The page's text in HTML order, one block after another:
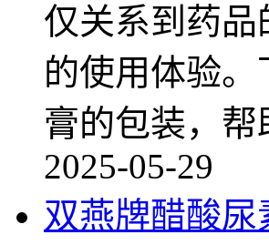
仅关系到药
的使用体验
膏的包装，
2025-05-29
双燕牌醋酸尿